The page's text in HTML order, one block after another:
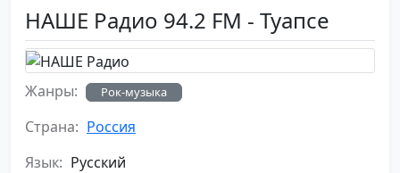
НАШЕ Радио 94.2 FM - Туапсе
Жанры: Рок-музыка
Страна: Россия
Язык: Русский